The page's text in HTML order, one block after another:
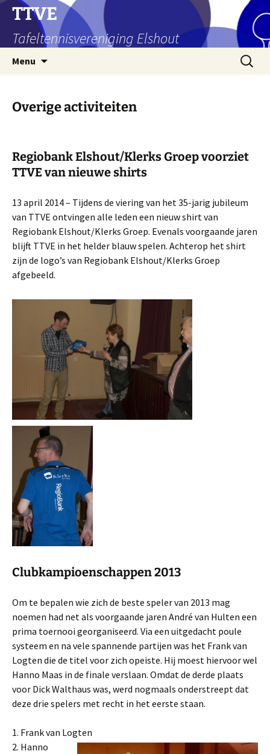
Ga
naar
inhoud
TTVE
Tafeltennisvereniging Elshout
Menu
Zoeken
naar:
Overige activiteiten
Regiobank Elshout/Klerks Groep voorziet
TTVE van nieuwe shirts
13 april 2014 – Tijdens de viering van het 35-jarig jubileum
van TTVE ontvingen alle leden een nieuw shirt van
Regiobank Elshout/Klerks Groep. Evenals voorgaande jaren
blijft TTVE in het helder blauw spelen. Achterop het shirt
zijn de logo’s van Regiobank Elshout/Klerks Groep
afgebeeld.
Clubkampioenschappen 2013
Om te bepalen wie zich de beste speler van 2013 mag
noemen had net als voorgaande jaren André van Hulten een
prima toernooi georganiseerd. Via een uitgedacht poule
systeem en na vele spannende partijen was het Frank van
Logten die de titel voor zich opeiste. Hij moest hiervoor wel
Hanno Maas in de finale verslaan. Omdat de derde plaats
voor Dick Walthaus was, werd nogmaals onderstreept dat
deze drie spelers met recht in het eerste staan.
1. Frank van Logten
2. Hanno